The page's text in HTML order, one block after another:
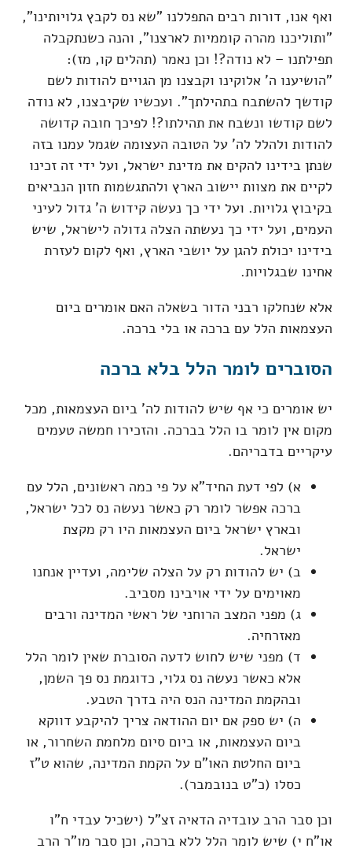
ואף אנו, דורות רבים התפללנו "שא נס לקבץ גלויותינו",
"ותוליכנו מהרה קוממיות לארצנו", והנה כשנתקבלה
תפילתנו – לא נודה?! וכן נאמר (תהלים קו, מז):
"הושיענו ה' אלוקינו וקבצנו מן הגויים להודות לשם
קודשך להשתבח בתהילתך". ועכשיו שקיבצנו, לא נודה
לשם קודשו ונשבח את תהילתו?! לפיכך חובה קדושה
להודות ולהלל לה' על הטובה העצומה שגמל עמנו בזה
שנתן בידינו להקים את מדינת ישראל, ועל ידי זה זכינו
לקיים את מצוות יישוב הארץ ולהתגשמות חזון הנביאים
בקיבוץ גלויות. ועל ידי כך נעשה קידוש ה' גדול לעיני
העמים, ועל ידי כך נעשתה הצלה גדולה לישראל, שיש
בידינו יכולת להגן על יושבי הארץ, ואף לקום לעזרת
אחינו שבגלויות.
אלא שנחלקו רבני הדור בשאלה האם אומרים ביום
העצמאות הלל עם ברכה או בלי ברכה.
הסוברים לומר הלל בלא ברכה
יש אומרים כי אף שיש להודות לה' ביום העצמאות, מכל
מקום אין לומר בו הלל בברכה. והזכירו חמשה טעמים
עיקריים בדבריהם.
א) לפי דעת החיד"א על פי כמה ראשונים, הלל עם
ברכה אפשר לומר רק כאשר נעשה נס לכל ישראל,
ובארץ ישראל ביום העצמאות היו רק מקצת
ישראל.
ב) יש להודות רק על הצלה שלימה, ועדיין אנחנו
מאוימים על ידי אויבינו מסביב.
ג) מפני המצב הרוחני של ראשי המדינה ורבים
מאזרחיה.
ד) מפני שיש לחוש לדעה הסוברת שאין לומר הלל
אלא כאשר נעשה נס גלוי, כדוגמת נס פך השמן,
ובהקמת המדינה הנס היה בדרך הטבע.
ה) יש ספק אם יום ההודאה צריך להיקבע דווקא
ביום העצמאות, או ביום סיום מלחמת השחרור, או
ביום החלטת האו"ם על הקמת המדינה, שהוא ט"ז
כסלו (כ"ט בנובמבר).
וכן סבר הרב עובדיה הדאיה זצ"ל (ישכיל עבדי ח"ו
או"ח י) שיש לומר הלל ללא ברכה, וכן סבר מו"ר הרב